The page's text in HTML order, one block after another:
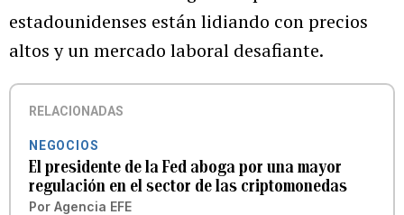
estadounidenses están lidiando con precios
altos y un mercado laboral desafiante.
RELACIONADAS
NEGOCIOS
El presidente de la Fed aboga por una mayor
regulación en el sector de las criptomonedas
Por Agencia EFE